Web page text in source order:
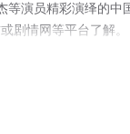
演员精彩演绎的中
剧情网等平台了解。